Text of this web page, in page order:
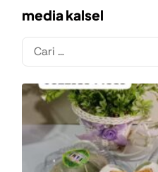
media kalsel
Cari
untuk: